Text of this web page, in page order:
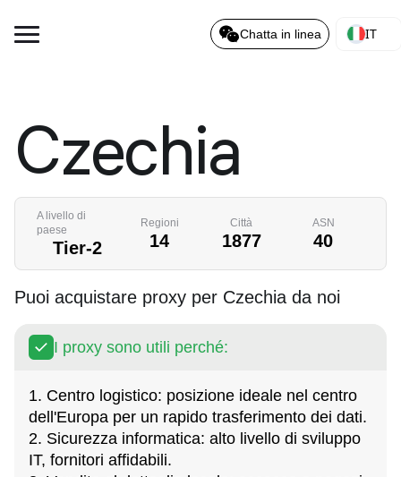
Chatta in linea IT
Czechia
A livello di
paese
Tier-2
Regioni
14
Città
1877
ASN
40
Puoi acquistare proxy per Czechia da noi
I proxy sono utili perché:
1. Centro logistico: posizione ideale nel centro
dell'Europa per un rapido trasferimento dei dati.
2. Sicurezza informatica: alto livello di sviluppo
IT, fornitori affidabili.